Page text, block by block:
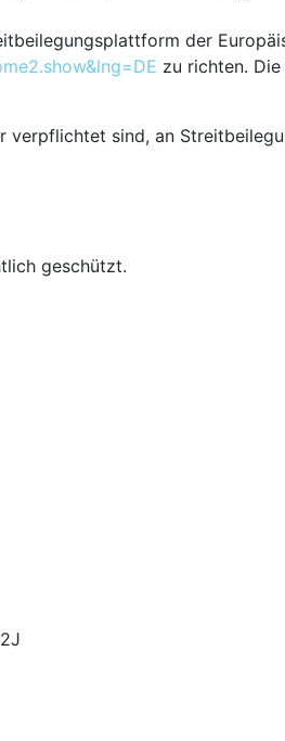
der
zu richten.
sind, an
geschützt.